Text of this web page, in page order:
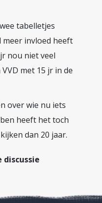
tabelletjes
meer invloed heeft
nou niet veel
met 15 jr in de
over wie nu iets
heeft het toch
dan 20 jaar.
discussie